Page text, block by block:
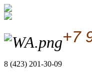
+7
8 (423) 201-30-09